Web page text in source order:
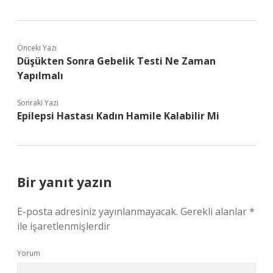
Önceki Yazı
Düşükten Sonra Gebelik Testi Ne Zaman
Yapılmalı
Sonraki Yazı
Epilepsi Hastası Kadın Hamile Kalabilir Mi
Bir yanıt yazın
E-posta adresiniz yayınlanmayacak. Gerekli alanlar*
ile işaretlenmişlerdir
Yorum